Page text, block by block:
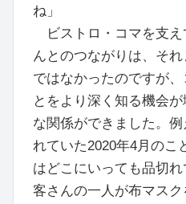
ね」
ビストロ・コマを支え
んとのつながりは、そ
ではなかったのですが
とをより深く知る機会
な関係ができました。
れていた2020年4月のこ
はどこにいっても品切
客さんの一人が布マス